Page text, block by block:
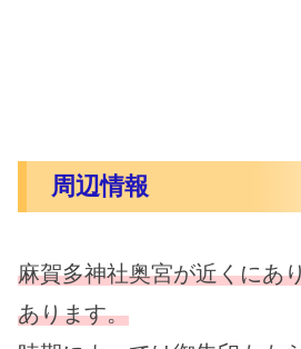
周辺情報
麻賀多神社奥宮が近くにあ
あります。